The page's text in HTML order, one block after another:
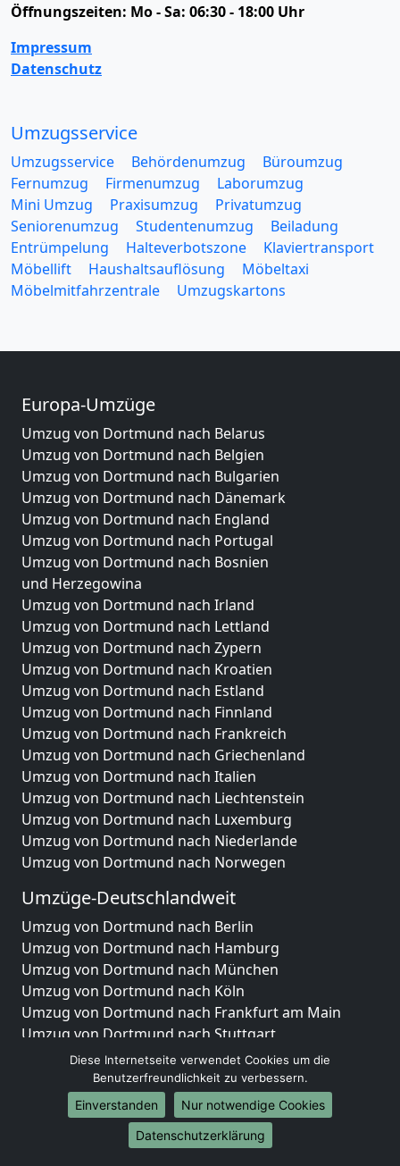
Öffnungszeiten: Mo - Sa: 06:30 - 18:00 Uhr
Impressum
Datenschutz
Umzugsservice
Umzugsservice Behördenumzug
Büroumzug
Fernumzug
Firmenumzug
Laborumzug
Mini Umzug
Praxisumzug
Privatumzug
Seniorenumzug
Studentenumzug
Beiladung
Entrümpelung
Halteverbotszone
Klaviertransport
Möbellift
Haushaltsauflösung
Möbeltaxi
Möbelmitfahrzentrale
Umzugskartons
Europa-Umzüge
Umzug von Dortmund nach Belarus
Umzug von Dortmund nach Belgien
Umzug von Dortmund nach Bulgarien
Umzug von Dortmund nach Dänemark
Umzug von Dortmund nach England
Umzug von Dortmund nach Portugal
Umzug von Dortmund nach Bosnien
und Herzegowina
Umzug von Dortmund nach Irland
Umzug von Dortmund nach Lettland
Umzug von Dortmund nach Zypern
Umzug von Dortmund nach Kroatien
Umzug von Dortmund nach Estland
Umzug von Dortmund nach Finnland
Umzug von Dortmund nach Frankreich
Umzug von Dortmund nach Griechenland
Umzug von Dortmund nach Italien
Umzug von Dortmund nach Liechtenstein
Umzug von Dortmund nach Luxemburg
Umzug von Dortmund nach Niederlande
Umzug von Dortmund nach Norwegen
Umzüge-Deutschlandweit
Umzug von Dortmund nach Berlin
Umzug von Dortmund nach Hamburg
Umzug von Dortmund nach München
Umzug von Dortmund nach Köln
Umzug von Dortmund nach Frankfurt am Main
Umzug von Dortmund nach Stuttgart
Umzug von Dortmund nach Düsseldorf
Umzug von Dortmund nach Leipzig
Umzug von Dortmund nach Dortmund
Umzug von Dortmund nach Essen
Umzug von Dortmund nach Bremen
Diese Internetseite verwendet Cookies um die
Benutzerfreundlichkeit zu verbessern.
Einverstanden
Nur notwendige Cookies
Datenschutzerklärung